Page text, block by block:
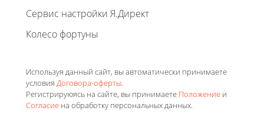
Сервис настройки Я.Директ
Колесо фортуны
Используя данный сайт, вы автоматически принимаете
условия Договора-оферты.
Регистрируюясь на сайте, вы принимаете Положение и
Согласие на обработку персональных данных.